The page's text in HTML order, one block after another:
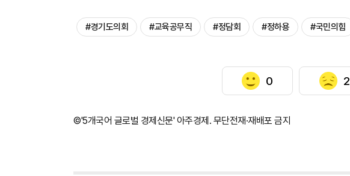
#경기도의회 #교육공무직 #정담회 #정하용 #국민의힘
0 2
©'5개국어 글로벌 경제신문' 아주경제. 무단전재·재배포 금지